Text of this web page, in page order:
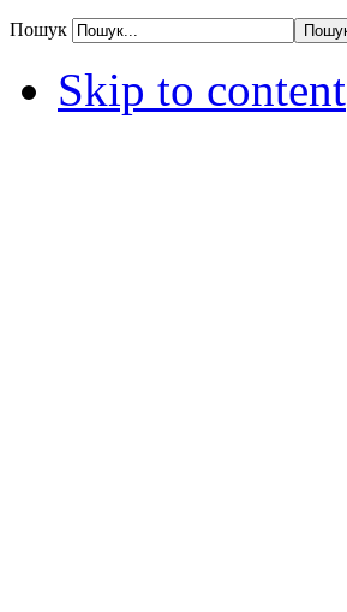
Пошук
Skip to content